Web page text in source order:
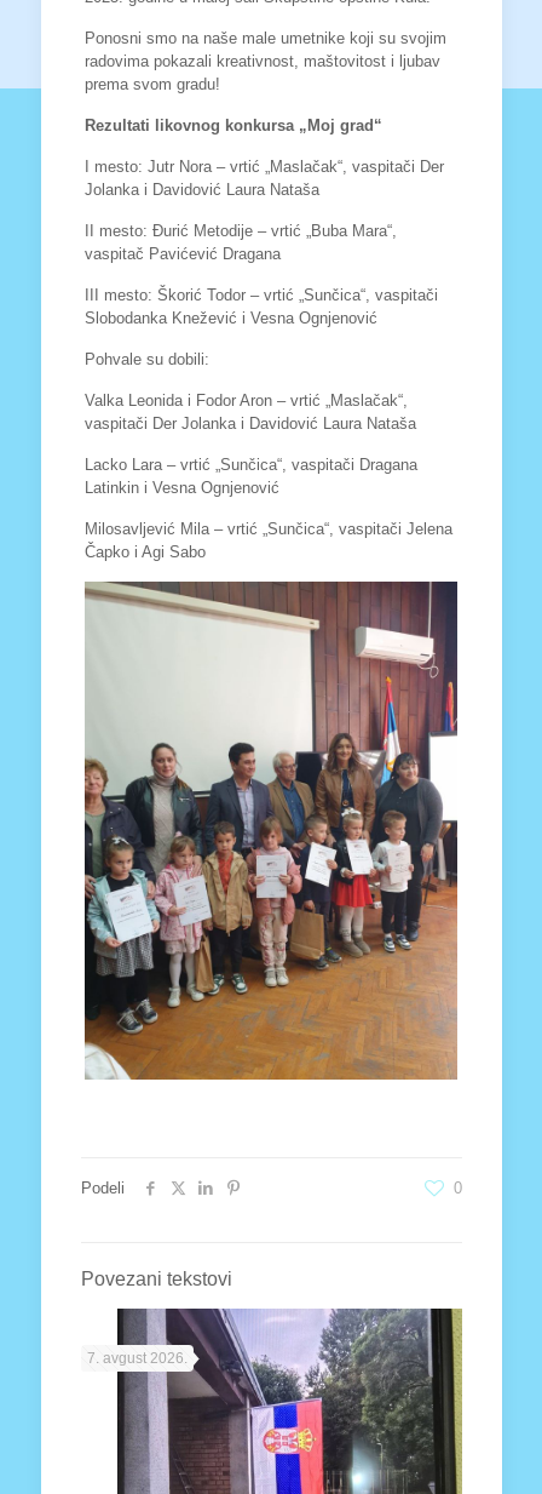
Ponosni smo na naše male umetnike koji su svojim
radovima pokazali kreativnost, maštovitost i ljubav
prema svom gradu!
Rezultati likovnog konkursa „Moj grad“
I mesto: Jutr Nora – vrtić „Maslačak“, vaspitači Der
Jolanka i Davidović Laura Nataša
II mesto: Đurić Metodije – vrtić „Buba Mara“,
vaspitač Pavićević Dragana
III mesto: Škorić Todor – vrtić „Sunčica“, vaspitači
Slobodanka Knežević i Vesna Ognjenović
Pohvale su dobili:
Valka Leonida i Fodor Aron – vrtić „Maslačak“,
vaspitači Der Jolanka i Davidović Laura Nataša
Lacko Lara – vrtić „Sunčica“, vaspitači Dragana
Latinkin i Vesna Ognjenović
Milosavljević Mila – vrtić „Sunčica“, vaspitači Jelena
Čapko i Agi Sabo
Podeli 0
Povezani tekstovi
7. avgust 2026.